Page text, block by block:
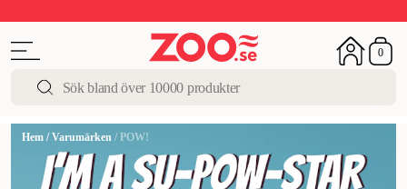
0
Hem /Varumärken / POW!